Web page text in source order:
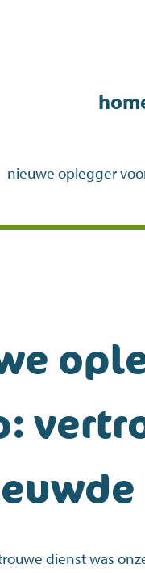
nieuwe oplegger
dienst was